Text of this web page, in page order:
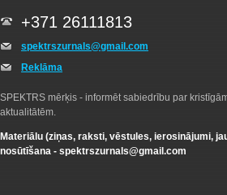
+371 26111813
spektrszurnals@gmail.com
Reklāma
SPEKTRS mērķis - informēt sabiedrību par
aktualitātēm.
Materiālu (ziņas, raksti, vēstules, ierosinājumi,
nosūtīšana - spektrszurnals@gmail.com